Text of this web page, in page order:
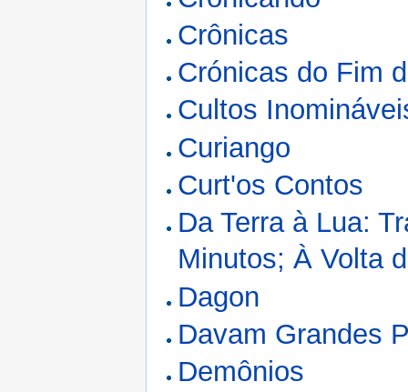
Crônicas
Crónicas do Fim
Cultos
Curiango
Curt'os Contos
Da Terra à Lua:
Minutos; À Volta
Dagon
Davam Grandes
Demônios